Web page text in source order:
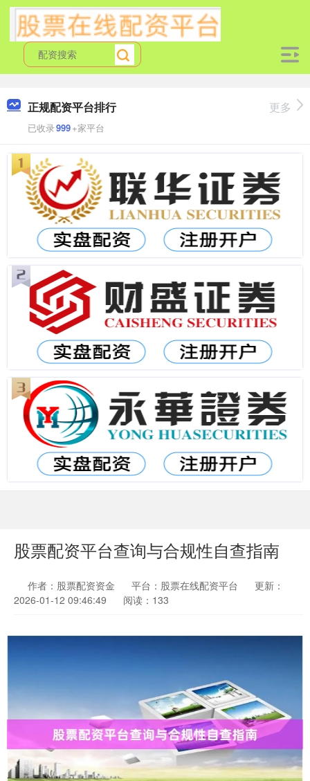
正规配资平台排行
已收录999+家平台
更多
股票配资平台查询与合规性自查指南
作者：股票配资资金 平台：股票在线配资平台
更新：
2026-01-12 09:46:49
阅读：133